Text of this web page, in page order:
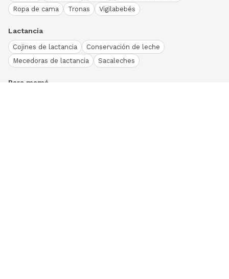
Ropa de cama
Tronas Vigilabebés
Lactancia
Cojines de lactancia
Conservación de leche
Mecedoras de lactancia
Sacaleches
Para mamá